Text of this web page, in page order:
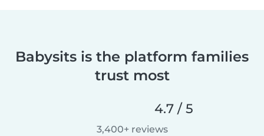
Babysits is the platform families
trust most
4.7 / 5
3,400+ reviews